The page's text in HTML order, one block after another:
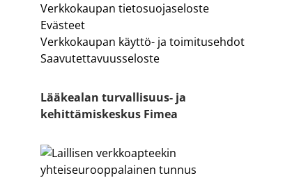
Verkkokaupan tietosuojaseloste
Evästeet
Verkkokaupan käyttö- ja toimitusehdot
Saavutettavuusseloste
Lääkealan turvallisuus- ja
kehittämiskeskus Fimea